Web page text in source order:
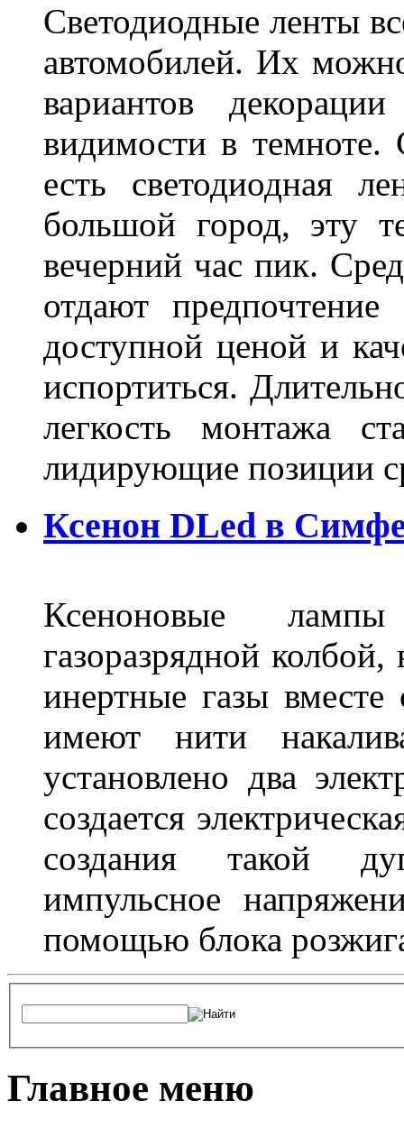
Светодиодные ленты
автомобилей. Их
вариантов
видимости в темноте.
есть светодиодная
большой город, эту
вечерний час пик.
отдают
доступной ценой и
испортиться.
легкость монтажа
лидирующие
Ксенон DLed в
Ксеноновые
газоразрядной
инертные газы
имеют нити
установлено два
создается
создания такой
импульсное
помощью блока
Главное меню